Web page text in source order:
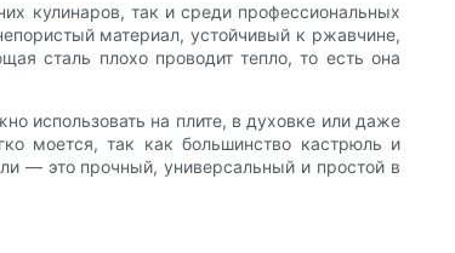
кулинаров, так и среди профессиональных
материал, устойчивый к ржавчине,
сталь плохо проводит тепло, то есть она
использовать на плите, в духовке или даже
моется, так как большинство кастрюль и
— это прочный, универсальный и простой в